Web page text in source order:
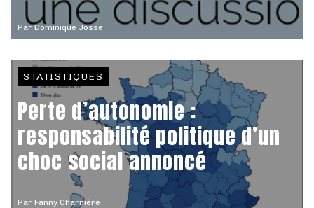
ParDominique Josse
Par Fanny Charnière
STATISTIQUES
Perte d’autonomie :
responsabilité politique d’un
choc social annoncé